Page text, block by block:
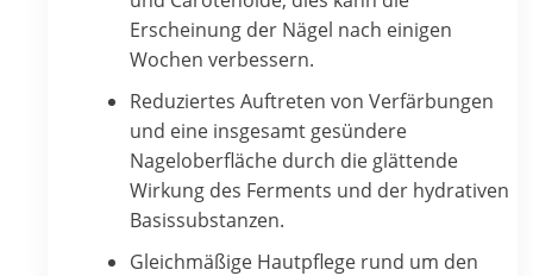
Erscheinung der Nägel nach einigen
Wochen verbessern.
Reduziertes Auftreten von Verfärbungen
und eine insgesamt gesündere
Nageloberfläche durch die glättende
Wirkung des Ferments und der hydrativen
Basissubstanzen.
Gleichmäßige Hautpflege rund um den